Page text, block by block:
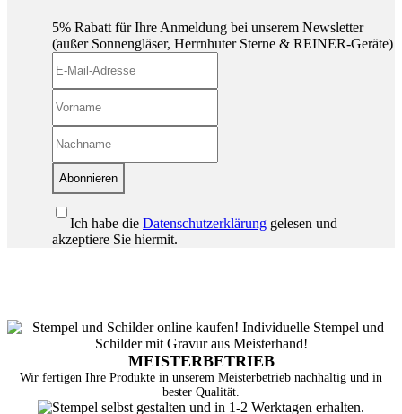
5% Rabatt für Ihre Anmeldung bei unserem Newsletter
(außer Sonnengläser, Herrnhuter Sterne & REINER-Geräte)
Abonnieren
Ich habe die Datenschutzerklärung gelesen und
akzeptiere Sie hiermit.
MEISTERBETRIEB
Wir fertigen Ihre Produkte in unserem Meisterbetrieb nachhaltig und in
bester Qualität.